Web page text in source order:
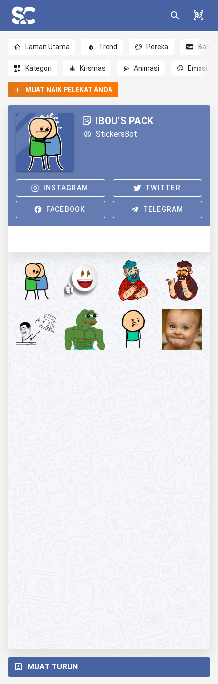
Laman Utama Trend Pereka Baru
Kategori 🎄 Krismas 💫 Animasi 😊 Emosi
MUAT NAIK PELEKAT ANDA
IBOU'S PACK
StickersBot
INSTAGRAM TWITTER
FACEBOOK TELEGRAM
MUAT TURUN